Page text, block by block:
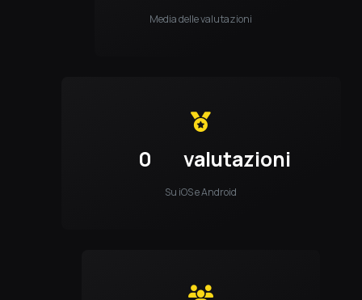
Media delle valutazioni
0 valutazioni
Su iOS e Android